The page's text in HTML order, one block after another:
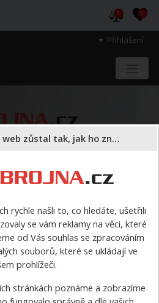
Přihlášení
0 0
nosítka >Pevná páteřní deska
Nastavení cookies: Aby web zůstal tak, jak ho znáte
rychle našli to, co hledáte, ušetřili
se vám reklamy na věci, které
od Vás souhlas se zpracováním
souborů, které se ukládají ve
prohlížeči.
stránkách poznáme a zobrazíme